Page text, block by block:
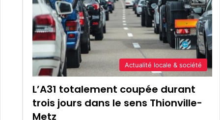
Actualité locale & société
L’A31 totalement coupée durant
trois jours dans le sens Thionville-
Metz